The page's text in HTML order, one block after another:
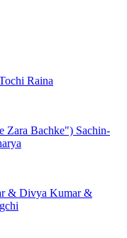
Raina
Zara Bachke") Sachin-
& Divya Kumar &